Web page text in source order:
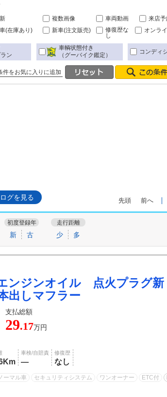
複数画像 車両動画
来店
(在庫あり) 新車(注文販売)
修復歴な
し
オンラ
ン
車輌状態付き
（グーバイク鑑定）
コンディ
件をお気に入りに追加
グを見る 先頭 前へ
初度登録年
新 古
走行距離
少 多
ンジンオイル 点火プラグ新
出しマフラー
支払総額
29.17万円
車検/自賠責
―
修復歴
なし
ーマル車 セキュリティシステム ワンオーナー ETC付